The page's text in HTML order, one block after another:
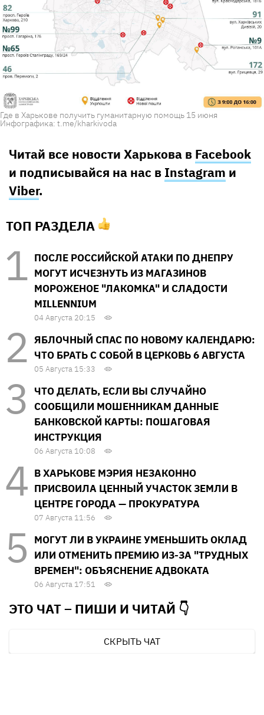
Где в Харькове получить гуманитарную помощь 15 июня
Инфографика: t.me/kharkivoda
Читай все новости Харькова в Facebook
и подписывайся на нас в Instagram и
Viber.
ТОП РАЗДЕЛА
ПОСЛЕ РОССИЙСКОЙ АТАКИ ПО ДНЕПРУ
МОГУТ ИСЧЕЗНУТЬ ИЗ МАГАЗИНОВ
МОРОЖЕНОЕ "ЛАКОМКА" И СЛАДОСТИ
MILLENNIUM
04 Августа 20:15
ЯБЛОЧНЫЙ СПАС ПО НОВОМУ КАЛЕНДАРЮ:
ЧТО БРАТЬ С СОБОЙ В ЦЕРКОВЬ 6 АВГУСТА
05 Августа 15:33
ЧТО ДЕЛАТЬ, ЕСЛИ ВЫ СЛУЧАЙНО
СООБЩИЛИ МОШЕННИКАМ ДАННЫЕ
БАНКОВСКОЙ КАРТЫ: ПОШАГОВАЯ
ИНСТРУКЦИЯ
06 Августа 10:08
В ХАРЬКОВЕ МЭРИЯ НЕЗАКОННО
ПРИСВОИЛА ЦЕННЫЙ УЧАСТОК ЗЕМЛИ В
ЦЕНТРЕ ГОРОДА — ПРОКУРАТУРА
07 Августа 11:56
МОГУТ ЛИ В УКРАИНЕ УМЕНЬШИТЬ ОКЛАД
ИЛИ ОТМЕНИТЬ ПРЕМИЮ ИЗ-ЗА "ТРУДНЫХ
ВРЕМЕН": ОБЪЯСНЕНИЕ АДВОКАТА
06 Августа 17:51
ЭТО ЧАТ – ПИШИ И ЧИТАЙ 👇
СКРЫТЬ ЧАТ